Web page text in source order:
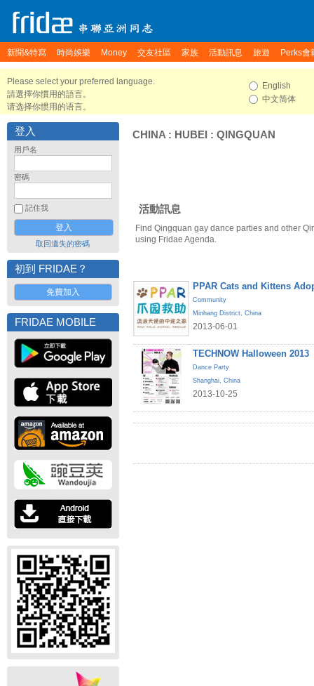
新聞&特寫 時尚娛樂 Money 交友社區 家族 活動訊息 旅遊 Perks會
Please select your preferred language.
請選擇你慣用的語言。
请选择你惯用的语言。
English
中文简体
登入
用戶名
密碼
記住我
取回遺失的密碼
初到 FRIDAE？
免費加入
FRIDAE MOBILE
CHINA : HUBEI : QINGQUAN
活動訊息
Find Qingquan gay dance parties and other
using Fridae Agenda.
PPAR Cats and Kittens
Community
Minhang District, China
2013-06-01
TECHNOW Halloween 2013
Dance Party
Shanghai, China
2013-10-25